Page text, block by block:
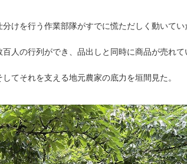
けを行う作業部隊がすでに慌ただしく動いてい
人の行列ができ、品出しと同時に商品が売れて
てそれを支える地元農家の底力を垣間見た。